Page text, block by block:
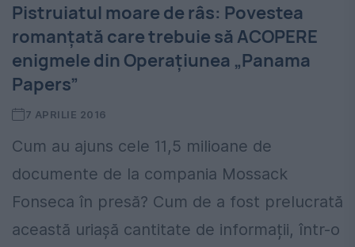
Pistruiatul moare de râs: Povestea
romanțată care trebuie să ACOPERE
enigmele din Operațiunea „Panama
Papers”
7 APRILIE 2016
Cum au ajuns cele 11,5 milioane de
documente de la compania Mossack
Fonseca în presă? Cum de a fost prelucrată
această uriașă cantitate de informații, într-o